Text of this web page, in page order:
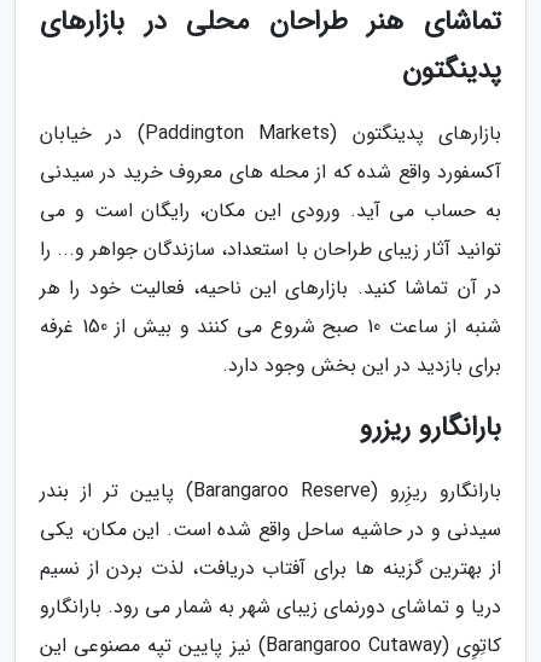
تماشای هنر طراحان محلی در بازارهای
پدینگتون
بازارهای پدینگتون (Paddington Markets) در خیابان
آکسفورد واقع شده که از محله های معروف خرید در سیدنی
به حساب می آید. ورودی این مکان، رایگان است و می
توانید آثار زیبای طراحان با استعداد، سازندگان جواهر و... را
در آن تماشا کنید. بازارهای این ناحیه، فعالیت خود را هر
شنبه از ساعت 10 صبح شروع می کنند و بیش از 150 غرفه
برای بازدید در این بخش وجود دارد.
بارانگارو ریزرو
بارانگارو ریزِرو (Barangaroo Reserve) پایین تر از بندر
سیدنی و در حاشیه ساحل واقع شده است. این مکان، یکی
از بهترین گزینه ها برای آفتاب دریافت، لذت بردن از نسیم
دریا و تماشای دورنمای زیبای شهر به شمار می رود. بارانگارو
کاتِوِی (Barangaroo Cutaway) نیز پایین تپه مصنوعی این